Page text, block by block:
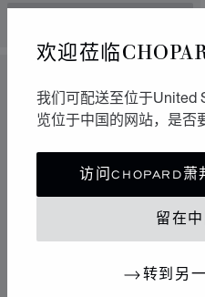
欢迎莅临
我们可配送至位于United
览位于中国的网站，是否
访问CHOPARD萧
留在
转到另
转到幻灯片 1转到幻灯片
转到幻